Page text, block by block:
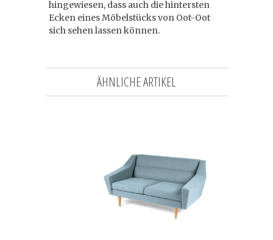
hingewiesen, dass auch die hintersten
Ecken eines Möbelstücks von Oot-Oot
sich sehen lassen können.
ÄHNLICHE ARTIKEL